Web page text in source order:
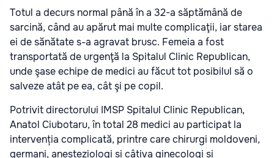
Totul a decurs normal până în a 32-a săptămână de
sarcină, când au apărut mai multe complicaţii, iar starea
ei de sănătate s-a agravat brusc. Femeia a fost
transportată de urgenţă la Spitalul Clinic Republican,
unde şase echipe de medici au făcut tot posibilul să o
salveze atât pe ea, cât şi pe copil.
Potrivit directorului IMSP Spitalul Clinic Republican,
Anatol Ciubotaru, în total 28 medici au participat la
intervenția complicată, printre care chirurgi moldoveni,
germani, anesteziologi și câțiva ginecologi și